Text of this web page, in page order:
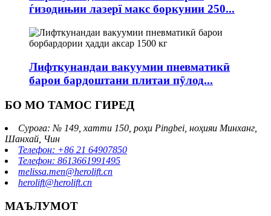
ѓизодињии лазерї макс боркунии 250...
Лифткунандаи вакуумии пневматикӣ
барои бардоштани плитаи пӯлод...
БО МО ТАМОС ГИРЕД
Суроға: № 149, хатти 150, роҳи Pingbei, ноҳияи Минханг,
Шанхай, Чин
Телефон: +86 21 64907850
Телефон: 8613661991495
melissa.men@herolift.cn
herolift@herolift.cn
МАЪЛУМОТ